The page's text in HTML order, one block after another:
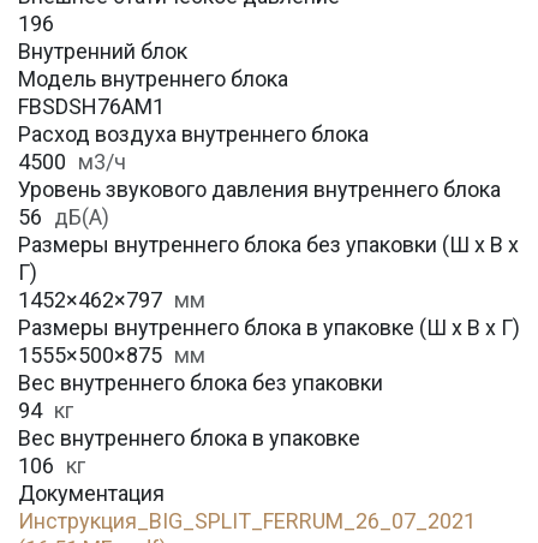
196
Внутренний блок
Модель внутреннего блока
FBSDSH76AM1
Расход воздуха внутреннего блока
4500 м3/ч
Уровень звукового давления внутреннего блока
56 дБ(А)
Размеры внутреннего блока без упаковки (Ш х В х
Г)
1452×462×797 мм
Размеры внутреннего блока в упаковке (Ш х В х Г)
1555×500×875 мм
Вес внутреннего блока без упаковки
94 кг
Вес внутреннего блока в упаковке
106 кг
Документация
Инструкция_BIG_SPLIT_FERRUM_26_07_2021